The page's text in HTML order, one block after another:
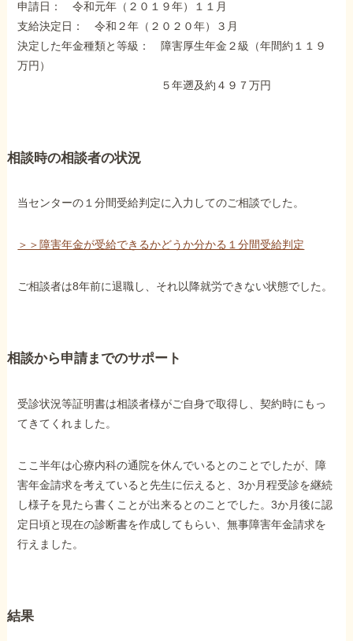
障害年金コラム
事務所について
お客様からの感謝のお手紙
で受給相談をする
当事務所に
依頼するメリット
お電話でのお問い合わせ
申請日： 令和元年（２０１９年）１１月
支給決定日： 令和２年（２０２０年）３月
決定した年金種類と等級： 障害厚生年金２級（年間約１１９
万円）
５年遡及約４９７万円
相談時の相談者の状況
当センターの１分間受給判定に入力してのご相談でした。
＞＞障害年金が受給できるかどうか分かる１分間受給判定
ご相談者は8年前に退職し、それ以降就労できない状態でした。
相談から申請までのサポート
受診状況等証明書は相談者様がご自身で取得し、契約時にもっ
てきてくれました。
ここ半年は心療内科の通院を休んでいるとのことでしたが、障
害年金請求を考えていると先生に伝えると、3か月程受診を継続
し様子を見たら書くことが出来るとのことでした。3か月後に認
定日頃と現在の診断書を作成してもらい、無事障害年金請求を
行えました。
結果